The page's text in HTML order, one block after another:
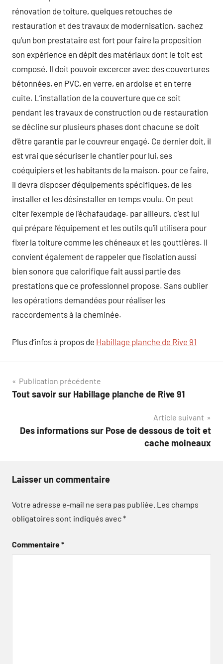
rénovation de toiture, quelques retouches de
restauration et des travaux de modernisation. sachez
qu’un bon prestataire est fort pour faire la proposition
son expérience en dépit des matériaux dont le toit est
composé. Il doit pouvoir excercer avec des couvertures
bétonnées, en PVC, en verre, en ardoise et en terre
cuite. L’installation de la couverture que ce soit
pendant les travaux de construction ou de restauration
se décline sur plusieurs phases dont chacune se doit
d’être garantie par le couvreur engagé. Ce dernier doit, il
est vrai que sécuriser le chantier pour lui, ses
coéquipiers et les habitants de la maison. pour ce faire,
il devra disposer d’équipements spécifiques, de les
installer et les désinstaller en temps voulu. On peut
citer l’exemple de l’échafaudage. par ailleurs, c’est lui
qui prépare l’équipement et les outils qu’il utilisera pour
fixer la toiture comme les chéneaux et les gouttières. Il
convient également de rappeler que l’isolation aussi
bien sonore que calorifique fait aussi partie des
prestations que ce professionnel propose. Sans oublier
les opérations demandées pour réaliser les
raccordements à la cheminée.
Plus d’infos à propos de Habillage planche de Rive 91
Navigation
de
Publication précédente
Tout savoir sur Habillage planche de Rive 91
Article suivant
Des informations sur Pose de dessous de toit et
cache moineaux
Laisser un commentaire
Votre adresse e-mail ne sera pas publiée. Les champs
obligatoires sont indiqués avec*
Commentaire*